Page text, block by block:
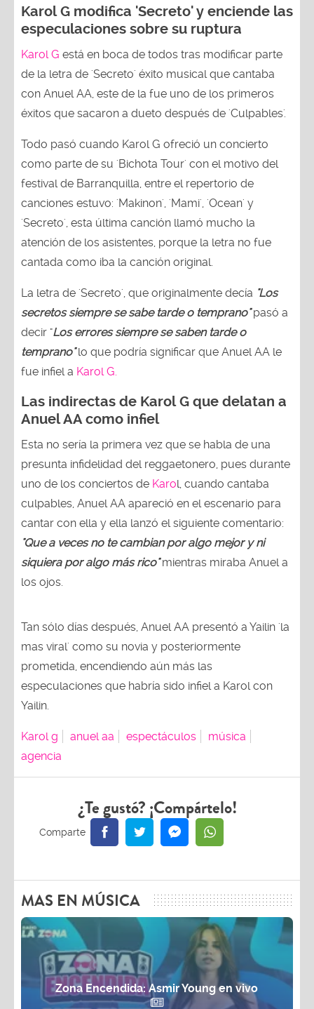
Karol G modifica 'Secreto' y enciende las
especulaciones sobre su ruptura
Karol G está en boca de todos tras modificar parte
de la letra de 'Secreto' éxito musical que cantaba
con Anuel AA, este de la fue uno de los primeros
éxitos que sacaron a dueto después de 'Culpables'.
Todo pasó cuando Karol G ofreció un concierto
como parte de su 'Bichota Tour' con el motivo del
festival de Barranquilla, entre el repertorio de
canciones estuvo: 'Makinon', 'Mami', 'Ocean' y
'Secreto', esta última canción llamó mucho la
atención de los asistentes, porque la letra no fue
cantada como iba la canción original.
La letra de 'Secreto', que originalmente decía "Los
secretos siempre se sabe tarde o temprano"pasó a
decir "Los errores siempre se saben tarde o
temprano" lo que podría significar que Anuel AA le
fue infiel a Karol G.
Las indirectas de Karol G que delatan a
Anuel AA como infiel
Esta no sería la primera vez que se habla de una
presunta infidelidad del reggaetonero, pues durante
uno de los conciertos de Karol, cuando cantaba
culpables, Anuel AA apareció en el escenario para
cantar con ella y ella lanzó el siguiente comentario:
"Que a veces no te cambian por algo mejor y ni
siquiera por algo más rico" mientras miraba Anuel a
los ojos.
Tan sólo días después, Anuel AA presentó a Yailin 'la
mas viral' como su novia y posteriormente
prometida, encendiendo aún más las
especulaciones que habría sido infiel a Karol con
Yailin.
Karol g anuel aa espectáculos
música
agencia
¿Te gustó? ¡Compártelo!
MAS EN MÚSICA
Zona Encendida: Asmir Young en vivo